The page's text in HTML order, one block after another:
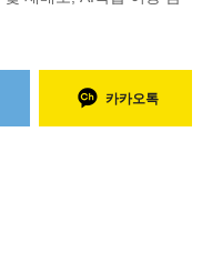
카카오톡